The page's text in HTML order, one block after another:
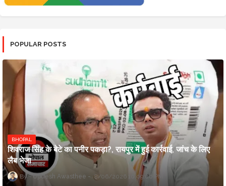
POPULAR POSTS
BHOPAL
शिवराज सिंह के बेटे का पनीर पकड़ा?, रायपुर में हुई कार्रवाई, जांच के लिए
लैब भेजा
Updesh Awasthee 8/06/2026 10:09:00 PM